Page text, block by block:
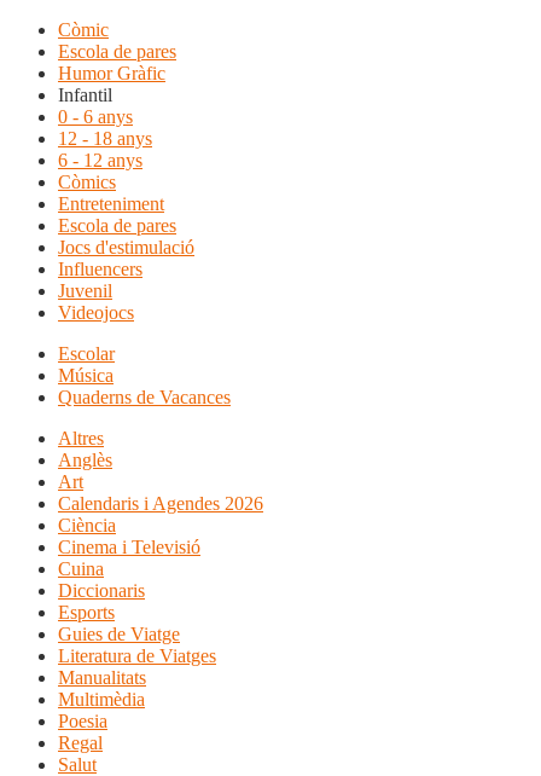
Còmic
Escola de pares
Humor Gràfic
Infantil
0 - 6 anys
12 - 18 anys
6 - 12 anys
Còmics
Entreteniment
Escola de pares
Jocs d'estimulació
Influencers
Juvenil
Videojocs
Escolar
Música
Quaderns de Vacances
Altres
Anglès
Art
Calendaris i Agendes 2026
Ciència
Cinema i Televisió
Cuina
Diccionaris
Esports
Guies de Viatge
Literatura de Viatges
Manualitats
Multimèdia
Poesia
Regal
Salut